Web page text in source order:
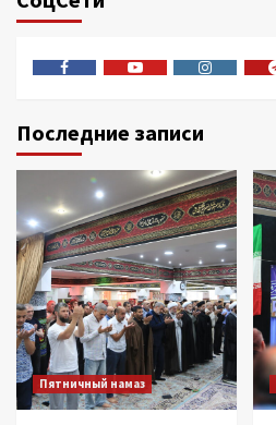
Последние записи
Пятничный намаз